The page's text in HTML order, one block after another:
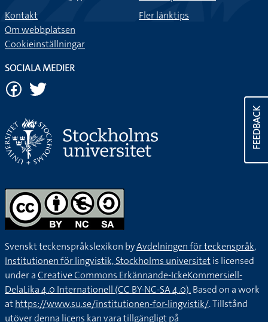
FEEDBACK
Kontakt
Om webbplatsen
Cookieinställningar
Fler länktips
SOCIALA MEDIER
Svenskt teckenspråkslexikon byAvdelningen för teckenspråk,
Institutionen för lingvistik, Stockholms universitetis licensed
under aCreative Commons Erkännande-IckeKommersiell-
DelaLika 4.0 Internationell (CC BY-NC-SA 4.0).Based on a work
athttps://www.su.se/institutionen-for-lingvistik/. Tillstånd
utöver denna licens kan vara tillgängligt på